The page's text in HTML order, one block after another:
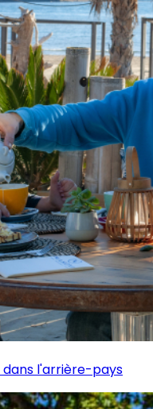
dans l'arrière-pays